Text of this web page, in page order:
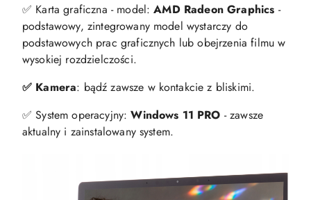
✅ Karta graficzna - model:AMD Radeon Graphics -
podstawowy, zintegrowany model wystarczy do
podstawowych prac graficznych lub obejrzenia filmu w
wysokiej rozdzielczości.
✅ Kamera: bądź zawsze w kontakcie z bliskimi.
✅ System operacyjny:Windows 11 PRO - zawsze
aktualny i zainstalowany system.